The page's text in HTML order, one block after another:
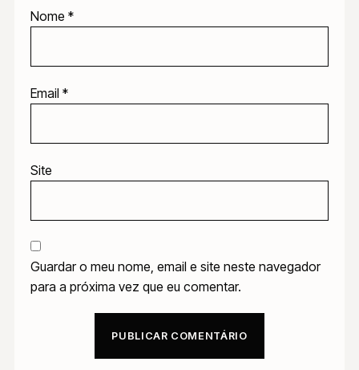
Nome *
Email *
Site
Guardar o meu nome, email e site neste navegador
para a próxima vez que eu comentar.